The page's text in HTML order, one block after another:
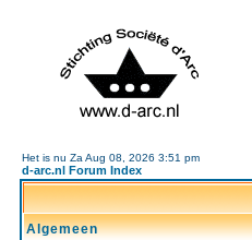
Het is nu Za Aug 08, 2026 3:51 pm
d-arc.nl Forum Index
Algemeen